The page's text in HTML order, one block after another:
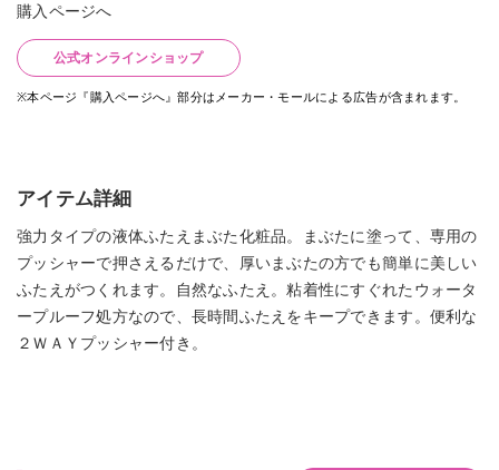
購入ページへ
公式オンラインショップ
※本ページ『購入ページへ』部分はメーカー・モールによる広告が含まれます。
アイテム詳細
強力タイプの液体ふたえまぶた化粧品。まぶたに塗って、専用の
プッシャーで押さえるだけで、厚いまぶたの方でも簡単に美しい
ふたえがつくれます。自然なふたえ。粘着性にすぐれたウォータ
ープルーフ処方なので、長時間ふたえをキープできます。便利な
２ＷＡＹプッシャー付き。